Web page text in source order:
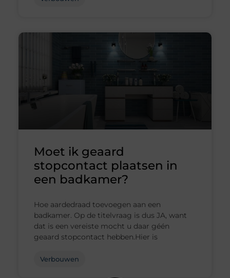
Moet ik geaard
stopcontact plaatsen in
een badkamer?
Hoe aardedraad toevoegen aan een
badkamer. Op de titelvraag is dus JA, want
dat is een vereiste mocht u daar géén
geaard stopcontact hebben.Hier is
Verbouwen